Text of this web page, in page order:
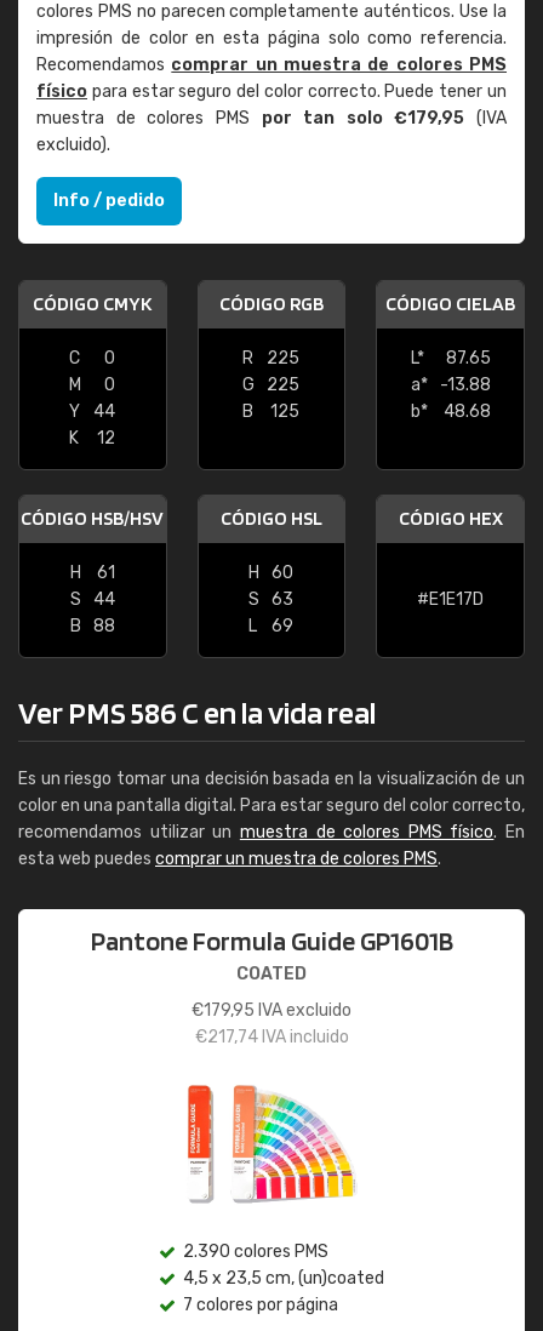
colores PMS no parecen completamente auténticos. Use la
impresión de color en esta página solo como referencia.
Recomendamos comprar un muestra de colores PMS
físico para estar seguro del color correcto. Puede tener un
muestra de colores PMS por tan solo €179,95 (IVA
excluido).
Info / pedido
CÓDIGO CMYK
C
0
M
0
Y
44
K
12
CÓDIGO RGB
R
225
G
225
B
125
CÓDIGO CIELAB
L*
87.65
a*
-13.88
b*
48.68
CÓDIGO HSB/HSV
H
61
S
44
B
88
CÓDIGO HSL
H
60
S
63
L
69
CÓDIGO HEX
#E1E17D
Ver PMS 586 C en la vida real
Es un riesgo tomar una decisión basada en la visualización de un
color en una pantalla digital. Para estar seguro del color correcto,
recomendamos utilizar un muestra de colores PMS físico. En
esta web puedes comprar un muestra de colores PMS.
Pantone Formula Guide GP1601B
COATED
€179,95 IVA excluido
€217,74IVA incluido
2.390 colores PMS
4,5 x 23,5 cm, (un)coated
7 colores por página